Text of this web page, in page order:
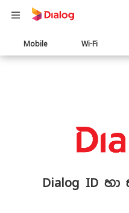
Main
navigation
Mobile Wi-Fi
Dialog ID